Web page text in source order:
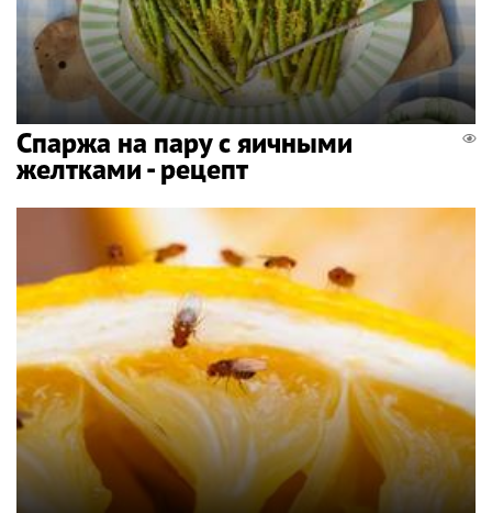
Спаржа на пару с яичными
желтками - рецепт